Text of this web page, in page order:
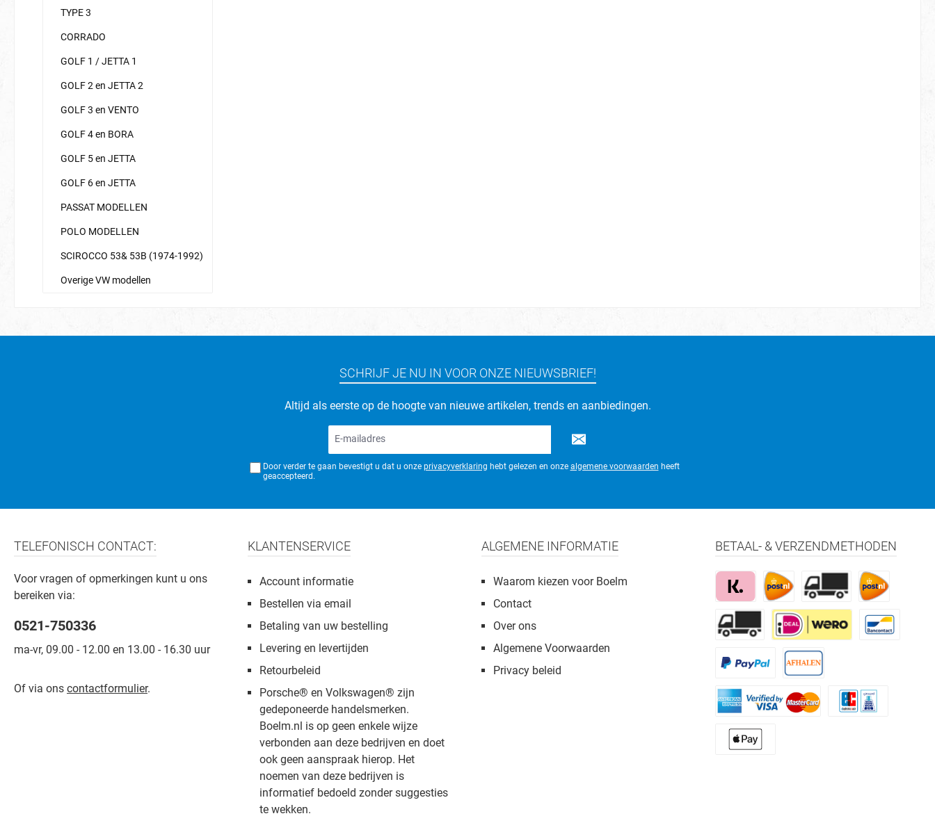
TYPE 3
CORRADO
GOLF 1 / JETTA 1
GOLF 2 en JETTA 2
GOLF 3 en VENTO
GOLF 4 en BORA
GOLF 5 en JETTA
GOLF 6 en JETTA
PASSAT MODELLEN
POLO MODELLEN
SCIROCCO 53& 53B (1974-1992)
Overige VW modellen
SCHRIJF JE NU IN VOOR ONZE NIEUWSBRIEF!
Altijd als eerste op de hoogte van nieuwe artikelen, trends en aanbiedingen.
Door verder te gaan bevestigt u dat u onze privacyverklaring hebt gelezen en onze algemene voorwaarden heeft
geaccepteerd.
TELEFONISCH CONTACT:
Voor vragen of opmerkingen kunt u ons
bereiken via:
0521-750336
ma-vr, 09.00 - 12.00 en 13.00 - 16.30 uur
Of via ons contactformulier.
KLANTENSERVICE
Account informatie
Bestellen via email
Betaling van uw bestelling
Levering en levertijden
Retourbeleid
Porsche® en Volkswagen® zijn
gedeponeerde handelsmerken.
Boelm.nl is op geen enkele wijze
verbonden aan deze bedrijven en doet
ook geen aanspraak hierop. Het
noemen van deze bedrijven is
informatief bedoeld zonder suggesties
te wekken.
ALGEMENE INFORMATIE
Waarom kiezen voor Boelm
Contact
Over ons
Algemene Voorwaarden
Privacy beleid
BETAAL- & VERZENDMETHODEN